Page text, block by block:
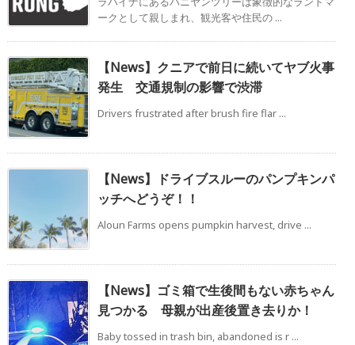
ークとして親しまれ、観光客や住民の ...
【News】クニアで前日に続いてヤブ火事
発生 交通規制の影響で渋滞
Drivers frustrated after brush fire flar ...
【News】ドライブスルーのパンプキンパ
ッチへどうぞ！！
Aloun Farms opens pumpkin harvest, drive ...
【News】ゴミ箱で生後間もない赤ちゃん
見つかる 母親が出産後置き去りか！
Baby tossed in trash bin, abandoned is r ...